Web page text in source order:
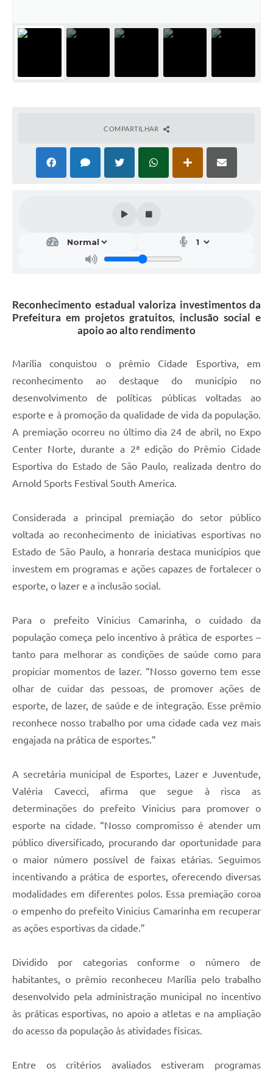
COMPARTILHAR
Reconhecimento estadual valoriza investimentos da
Prefeitura em projetos gratuitos, inclusão social e
apoio ao alto rendimento
Marília conquistou o prêmio Cidade Esportiva, em
reconhecimento ao destaque do município no
desenvolvimento de políticas públicas voltadas ao
esporte e à promoção da qualidade de vida da população.
A premiação ocorreu no último dia 24 de abril, no Expo
Center Norte, durante a 2ª edição do Prêmio Cidade
Esportiva do Estado de São Paulo, realizada dentro do
Arnold Sports Festival South America.
Considerada a principal premiação do setor público
voltada ao reconhecimento de iniciativas esportivas no
Estado de São Paulo, a honraria destaca municípios que
investem em programas e ações capazes de fortalecer o
esporte, o lazer e a inclusão social.
Para o prefeito Vinicius Camarinha, o cuidado da
população começa pelo incentivo à prática de esportes –
tanto para melhorar as condições de saúde como para
propiciar momentos de lazer. “Nosso governo tem esse
olhar de cuidar das pessoas, de promover ações de
esporte, de lazer, de saúde e de integração. Esse prêmio
reconhece nosso trabalho por uma cidade cada vez mais
engajada na prática de esportes.”
A secretária municipal de Esportes, Lazer e Juventude,
Valéria Cavecci, afirma que segue à risca as
determinações do prefeito Vinicius para promover o
esporte na cidade. “Nosso compromisso é atender um
público diversificado, procurando dar oportunidade para
o maior número possível de faixas etárias. Seguimos
incentivando a prática de esportes, oferecendo diversas
modalidades em diferentes polos. Essa premiação coroa
o empenho do prefeito Vinicius Camarinha em recuperar
as ações esportivas da cidade.”
Dividido por categorias conforme o número de
habitantes, o prêmio reconheceu Marília pelo trabalho
desenvolvido pela administração municipal no incentivo
às práticas esportivas, no apoio a atletas e na ampliação
do acesso da população às atividades físicas.
Entre os critérios avaliados estiveram programas